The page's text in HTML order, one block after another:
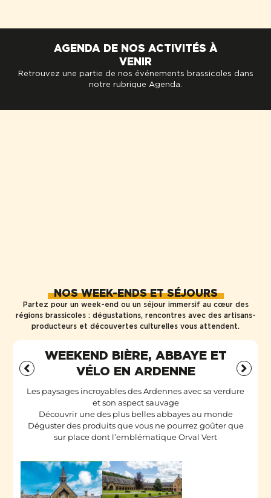
AGENDA DE NOS ACTIVITÉS À
VENIR
Retrouvez une partie de nos événements brassicoles dans
notre rubrique Agenda.
NOS WEEK-ENDS ET SÉJOURS
Partez pour un week-end ou un séjour immersif au cœur des
régions brassicoles : dégustations, rencontres avec des artisans-
producteurs et découvertes culturelles vous attendent.
WEEKEND BIÈRE, ABBAYE ET
VÉLO EN ARDENNE
Les paysages incroyables des Ardennes avec sa verdure
et son aspect sauvage
Découvrir une des plus belles abbayes au monde
Déguster des produits que vous ne pourrez goûter que
sur place dont l’emblématique Orval Vert